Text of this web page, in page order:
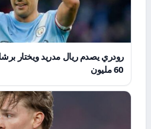
رودري يصدم ريال مدريد ويختار
60 مليون